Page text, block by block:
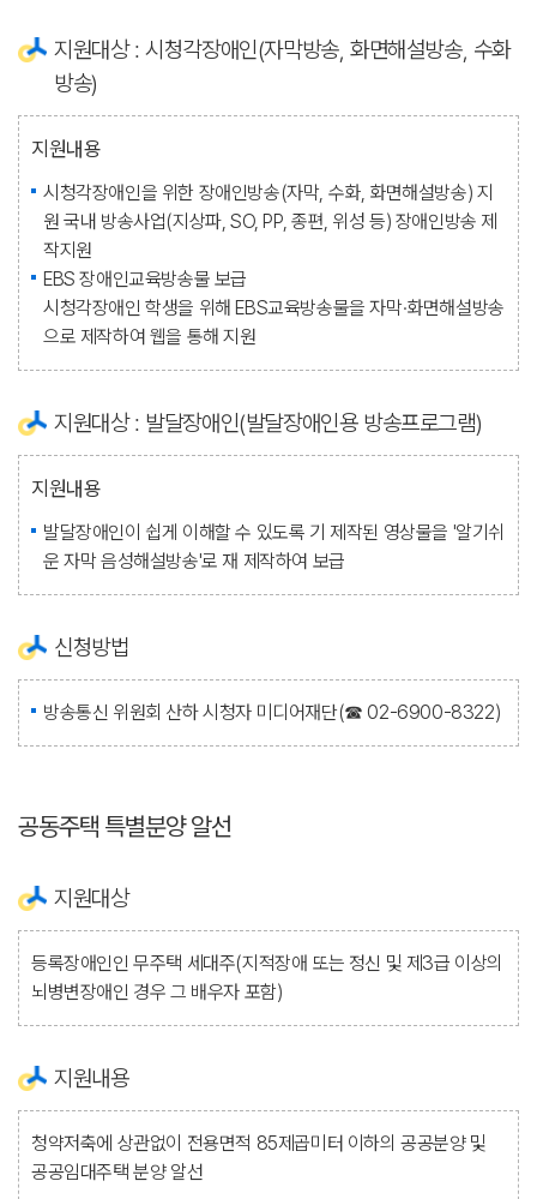
지원대상 : 시청각장애인(자막방송, 화면해설방송, 수화
방송)
지원내용
시청각장애인을 위한 장애인방송(자막, 수화, 화면해설방송) 지
원국내 방송사업(지상파, SO, PP, 종편, 위성 등) 장애인방송 제
작지원
EBS 장애인교육방송물 보급
시청각장애인 학생을 위해 EBS교육방송물을 자막·화면해설방송
으로 제작하여 웹을 통해 지원
지원대상 : 발달장애인(발달장애인용 방송프로그램)
지원내용
발달장애인이 쉽게 이해할 수 있도록 기 제작된 영상물을 '알기쉬
운 자막 음성해설방송'로 재 제작하여 보급
신청방법
방송통신 위원회 산하 시청자 미디어재단(☎ 02-6900-8322)
공동주택 특별분양 알선
지원대상
등록장애인인 무주택 세대주(지적장애 또는 정신 및 제3급 이상의
뇌병변장애인 경우 그 배우자 포함)
지원내용
청약저축에 상관없이 전용면적 85제곱미터 이하의 공공분양 및
공공임대주택 분양 알선